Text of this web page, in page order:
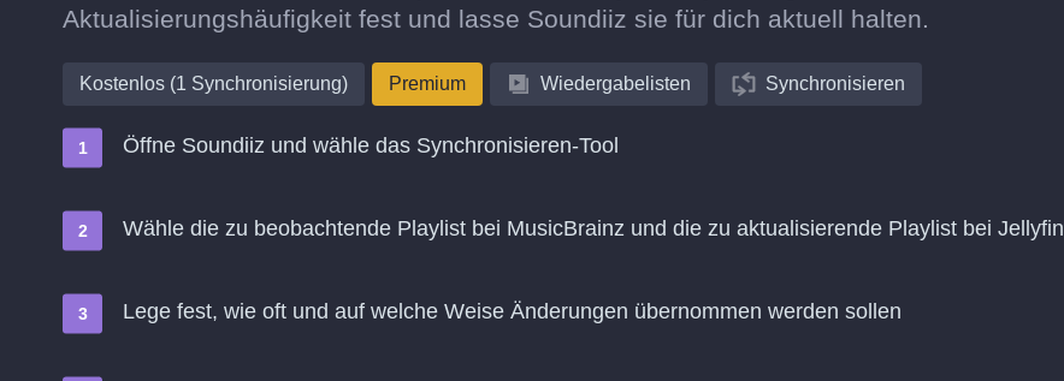
Aktualisierungshäufigkeit fest und lasse Soundiiz sie für dich aktuell halten.
Kostenlos (1 Synchronisierung) Premium Wiedergabelisten Synchronisieren
Öffne Soundiiz und wähle das Synchronisieren-Tool
Wähle die zu beobachtende Playlist bei MusicBrainz und die zu aktualisierende Playlist bei Jellyfin
Lege fest, wie oft und auf welche Weise Änderungen übernommen werden sollen